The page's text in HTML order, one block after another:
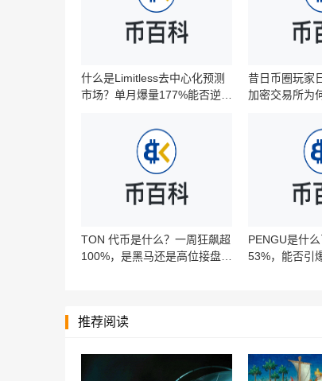
什么是Limitless去中心化预测
市场？单月爆量177%能否逆势
昔日币圈玩家
加密交易所为
TON 代币是什么？一周狂飙超
100%，是黑马还是高位接盘陷
PENGU是什
53%，能否引
推荐阅读